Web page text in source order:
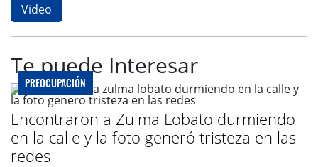
Video
Te puede Interesar
PREOCUPACIÓN
Encontraron a Zulma Lobato durmiendo
en la calle y la foto generó tristeza en las
redes